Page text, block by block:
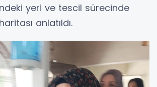
yeri ve tescil sürecinde
anlatıldı.